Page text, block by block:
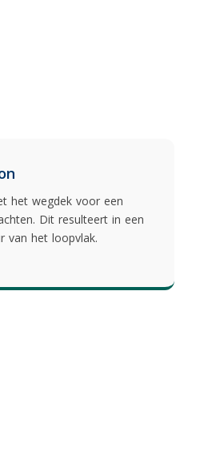
het wegdek voor een
Dit resulteert in een
van het loopvlak.